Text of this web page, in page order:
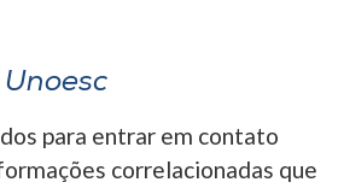
para entrar em contato
correlacionadas que